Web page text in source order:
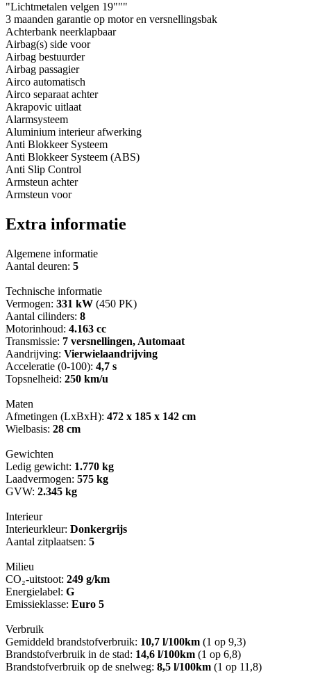
"Lichtmetalen velgen 19"""
3 maanden garantie op motor en versnellingsbak
Achterbank neerklapbaar
Airbag(s) side voor
Airbag bestuurder
Airbag passagier
Airco automatisch
Airco separaat achter
Akrapovic uitlaat
Alarmsysteem
Aluminium interieur afwerking
Anti Blokkeer Systeem
Anti Blokkeer Systeem (ABS)
Anti Slip Control
Armsteun achter
Armsteun voor
Extra informatie
Algemene informatie
Aantal deuren: 5
Technische informatie
Vermogen: 331 kW (450 PK)
Aantal cilinders: 8
Motorinhoud: 4.163 cc
Transmissie: 7 versnellingen, Automaat
Aandrijving: Vierwielaandrijving
Acceleratie (0-100): 4,7 s
Topsnelheid: 250 km/u
Maten
Afmetingen (LxBxH): 472 x 185 x 142 cm
Wielbasis: 28 cm
Gewichten
Ledig gewicht: 1.770 kg
Laadvermogen: 575 kg
GVW: 2.345 kg
Interieur
Interieurkleur: Donkergrijs
Aantal zitplaatsen: 5
Milieu
CO₂-uitstoot: 249 g/km
Energielabel: G
Emissieklasse: Euro 5
Verbruik
Gemiddeld brandstofverbruik: 10,7 l/100km (1 op 9,3)
Brandstofverbruik in de stad: 14,6 l/100km (1 op 6,8)
Brandstofverbruik op de snelweg: 8,5 l/100km (1 op 11,8)